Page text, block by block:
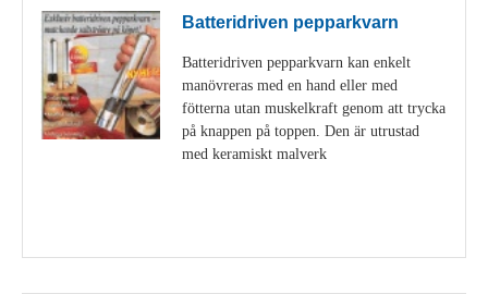
Batteridriven pepparkvarn
Batteridriven pepparkvarn kan enkelt
manövreras med en hand eller med
fötterna utan muskelkraft genom att trycka
på knappen på toppen. Den är utrustad
med keramiskt malverk